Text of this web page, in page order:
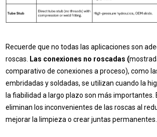
Recuerde que no todas las aplicaciones son
roscas. Las conexiones no roscadas (
comparativo de conexiones a proceso), como
embridadas y soldadas, se utilizan cuando la
la fiabilidad a largo plazo son más importantes.
eliminan los inconvenientes de las roscas al
mejorar la limpieza o crear juntas permanentes.